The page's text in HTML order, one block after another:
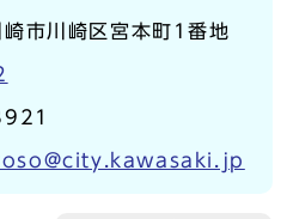
市川崎区宮本町1番地